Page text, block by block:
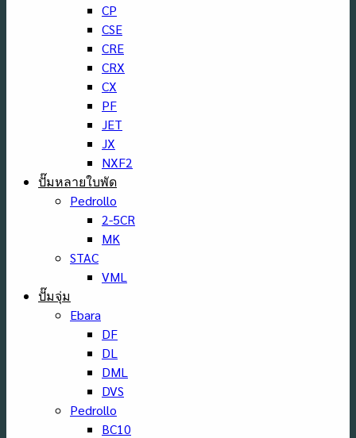
CP
CSE
CRE
CRX
CX
PF
JET
JX
NXF2
ปั๊มหลายใบพัด
Pedrollo
2-5CR
MK
STAC
VML
ปั๊มจุ่ม
Ebara
DF
DL
DML
DVS
Pedrollo
BC10